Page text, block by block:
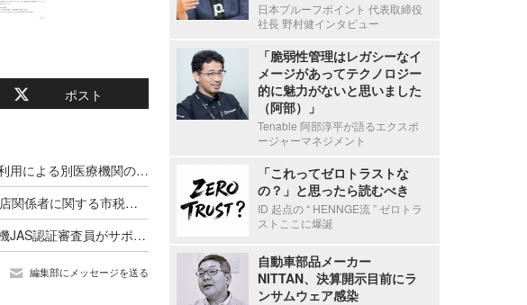
ポスト
宇都宮病院職員の患者情報利用による別医療機関のダイレクトメール郵送、調査の結果 直接的金銭的利益の受領が無いことを確認
停職1ヶ月 ～ 市職員が飲食店関係者に関する市税等の情報を口外
海外貨物検査と契約する有機JAS認証審査員がサポート詐欺被害
編集部にメッセージを送る
日本プルーフポイント 代表取締役
社長 野村健インタビュー
「脆弱性管理はレガシーなイ
メージがあってテクノロジー
的に魅力がないと思いました
（阿部）」
Tenable 阿部淳平が語るエクスポ
ージャーマネジメント
「これってゼロトラストな
の？」と思ったら読むべき
ID 起点の “ HENNGE流 ” ゼロトラ
ストここに爆誕
自動車部品メーカー
NITTAN、決算開示目前にラ
ンサムウェア感染